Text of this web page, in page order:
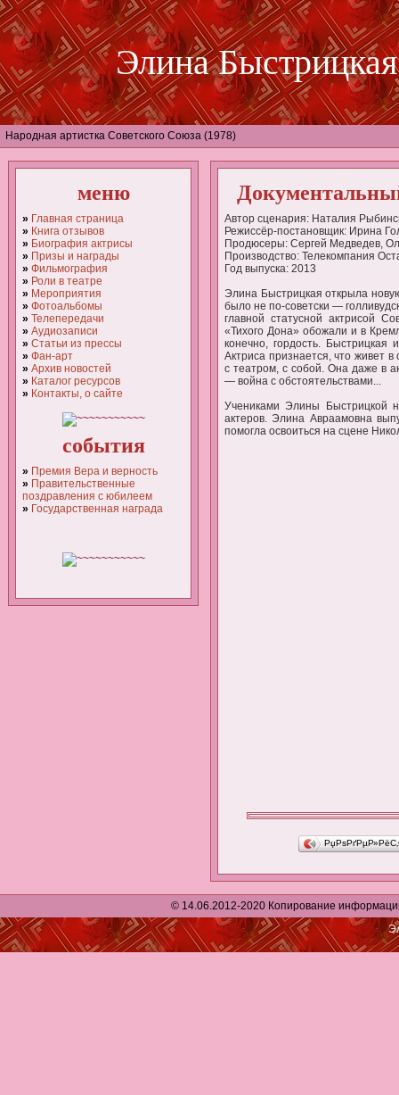
Элина Быстрицкая
Народная артистка Советского Союза (1978)
меню
» Главная страница
» Книга отзывов
» Биография актрисы
» Призы и награды
» Фильмография
» Роли в театре
» Мероприятия
» Фотоальбомы
» Телепередачи
» Аудиозаписи
» Статьи из прессы
» Фан-арт
» Архив новостей
» Каталог ресурсов
» Контакты, о сайте
события
» Премия Вера и верность
» Правительственные
поздравления с юбилеем
» Государственная награда
Автор сценария: Наталия
Режиссёр-постановщик: Ирина
Продюсеры: Сергей Медведев,
Производство: Телекомпания
Год выпуска: 2013
Элина Быстрицкая открыла
было не по-советски —
главной статусной актрисой
«Тихого Дона» обожали и в
конечно, гордость. Быстрицкая
Актриса признается, что живет
с театром, с собой. Она даже в
— война с обстоятельствами...
Учениками Элины Быстрицкой
актеров. Элина Авраамовна
помогла освоиться на сцене
© 14.06.2012-2020 Копирование